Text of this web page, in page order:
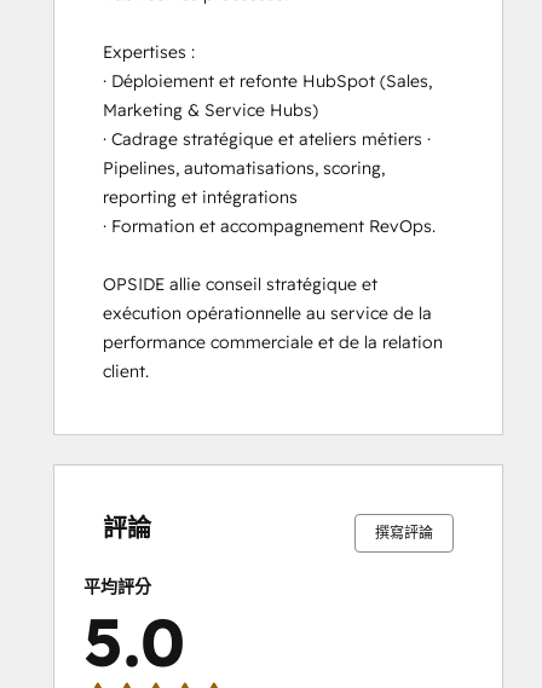
Expertises :
· Déploiement et refonte HubSpot (Sales,
Marketing & Service Hubs)
· Cadrage stratégique et ateliers métiers ·
Pipelines, automatisations, scoring,
reporting et intégrations
· Formation et accompagnement RevOps.
OPSIDE allie conseil stratégique et
exécution opérationnelle au service de la
performance commerciale et de la relation
client.
評論 撰寫評論
平均評分
5.0
成
成
成
成
成